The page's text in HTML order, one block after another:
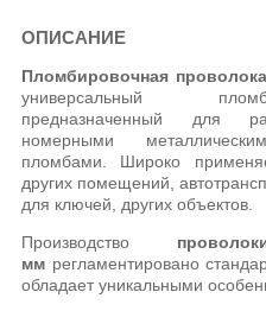
ОПИСАНИЕ
Пломбировочная
универсальный
предназначенный для
номерными
пломбами. Широко
других помещений,
для ключей, других объектов.
Производство
мм регламентировано
обладает уникальными